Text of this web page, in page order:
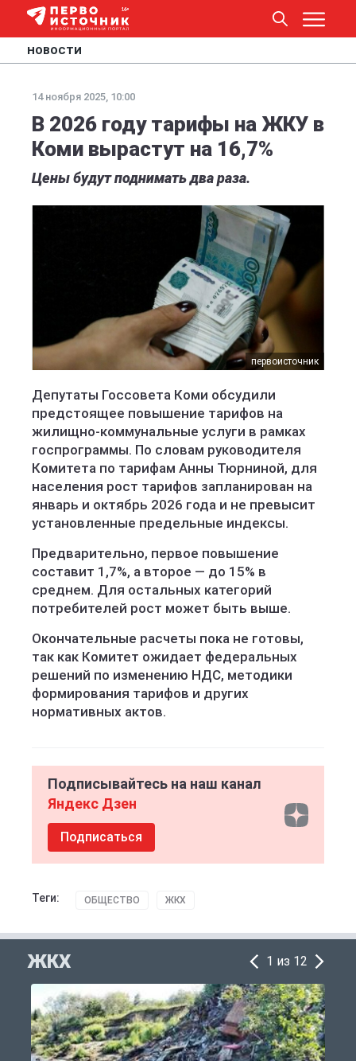
НОВОСТИ
14 ноября 2025, 10:00
В 2026 году тарифы на ЖКУ в
Коми вырастут на 16,7%
Цены будут поднимать два раза.
первоисточник
Депутаты Госсовета Коми обсудили
предстоящее повышение тарифов на
жилищно-коммунальные услуги в рамках
госпрограммы. По словам руководителя
Комитета по тарифам Анны Тюрниной, для
населения рост тарифов запланирован на
январь и октябрь 2026 года и не превысит
установленные предельные индексы.
Предварительно, первое повышение
составит 1,7%, а второе — до 15% в
среднем. Для остальных категорий
потребителей рост может быть выше.
Окончательные расчеты пока не готовы,
так как Комитет ожидает федеральных
решений по изменению НДС, методики
формирования тарифов и других
нормативных актов.
Подписывайтесь на наш канал
Яндекс Дзен
Подписаться
Теги: ОБЩЕСТВО ЖКХ
ЖКХ 1 из 12